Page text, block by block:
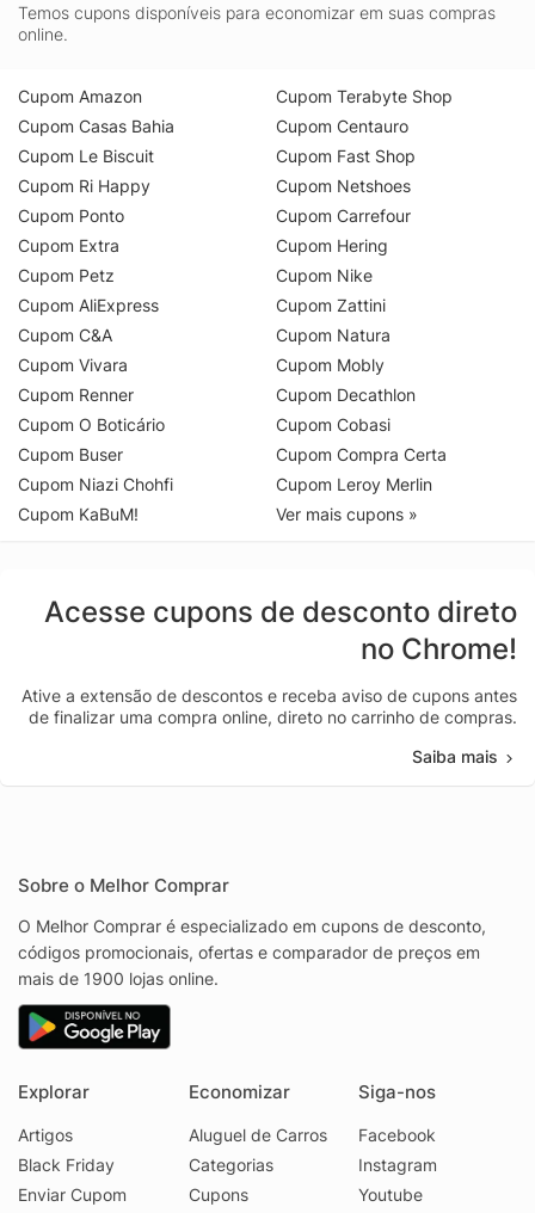
Temos cupons disponíveis para economizar em suas compras
online.
Cupom Amazon
Cupom Casas Bahia
Cupom Le Biscuit
Cupom Ri Happy
Cupom Ponto
Cupom Extra
Cupom Petz
Cupom AliExpress
Cupom C&A
Cupom Vivara
Cupom Renner
Cupom O Boticário
Cupom Buser
Cupom Niazi Chohfi
Cupom KaBuM!
Cupom Terabyte Shop
Cupom Centauro
Cupom Fast Shop
Cupom Netshoes
Cupom Carrefour
Cupom Hering
Cupom Nike
Cupom Zattini
Cupom Natura
Cupom Mobly
Cupom Decathlon
Cupom Cobasi
Cupom Compra Certa
Cupom Leroy Merlin
Ver mais cupons »
Acesse cupons de desconto direto
no Chrome!
Ative a extensão de descontos e receba aviso de cupons antes
de finalizar uma compra online, direto no carrinho de compras.
Saiba mais
Sobre o Melhor Comprar
O Melhor Comprar é especializado em cupons de desconto,
códigos promocionais, ofertas e comparador de preços em
mais de 1900 lojas online.
Explorar
Artigos
Black Friday
Enviar Cupom
Economizar
Aluguel de Carros
Categorias
Cupons
Siga-nos
Facebook
Instagram
Youtube